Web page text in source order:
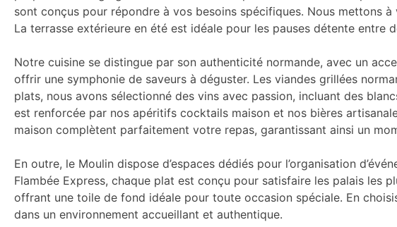
sont conçus pour répondre à vos besoins spécifiques. Nous mettons
La terrasse extérieure en été est idéale pour les pauses détente entre
Notre cuisine se distingue par son authenticité normande, avec un
offrir une symphonie de saveurs à déguster. Les viandes grillées
plats, nous avons sélectionné des vins avec passion, incluant des
est renforcée par nos apéritifs cocktails maison et nos bières
maison complètent parfaitement votre repas, garantissant ainsi un
En outre, le Moulin dispose d’espaces dédiés pour l’organisation
Flambée Express, chaque plat est conçu pour satisfaire les palais les
offrant une toile de fond idéale pour toute occasion spéciale. En
dans un environnement accueillant et authentique.